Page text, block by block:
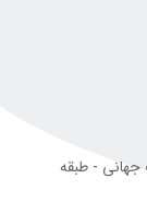
جهانی - طبقه